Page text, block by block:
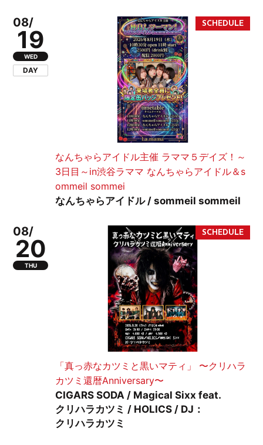
08/
19
WED
DAY
なんちゃらアイドル主催 ラママ５デイズ！～
3日目～in渋谷ラママ なんちゃらアイドル＆s
ommeil sommei
なんちゃらアイドル / sommeil sommeil
08/
20
THU
「真っ赤なカツミと黒いマティ」 〜クリハラ
カツミ還暦Anniversary〜
CIGARS SODA / Magical Sixx feat.
クリハラカツミ / HOLICS / DJ：
クリハラカツミ